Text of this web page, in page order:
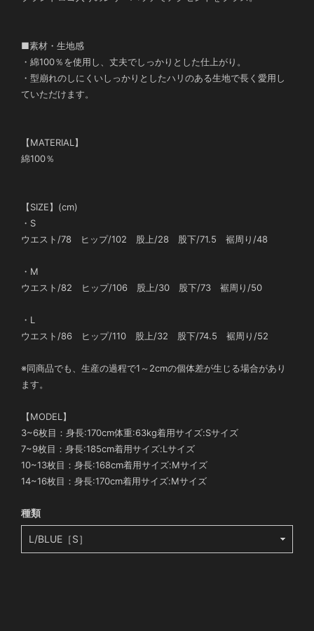
■素材・生地感
・綿100％を使用し、丈夫でしっかりとした仕上がり。
・型崩れのしにくいしっかりとしたハリのある生地で長く愛用し
ていただけます。
【MATERIAL】
綿100％
【SIZE】(cm)
・S
ウエスト/78 ヒップ/102 股上/28 股下/71.5 裾周り/48
・M
ウエスト/82 ヒップ/106 股上/30 股下/73 裾周り/50
・L
ウエスト/86 ヒップ/110 股上/32 股下/74.5 裾周り/52
※同商品でも、生産の過程で1～2cmの個体差が生じる場合があり
ます。
【MODEL】
3~6枚目：身長:170cm体重:63kg着用サイズ:Sサイズ
7~9枚目：身長:185cm着用サイズ:Lサイズ
10~13枚目：身長:168cm着用サイズ:Mサイズ
14~16枚目：身長:170cm着用サイズ:Mサイズ
種類